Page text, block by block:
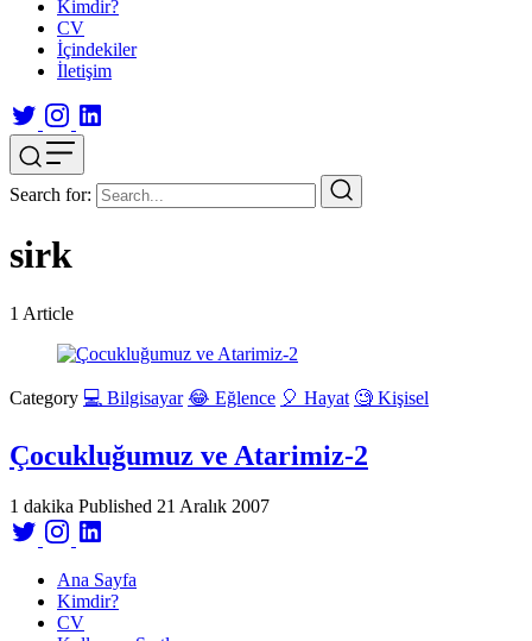
Kimdir?
CV
İçindekiler
İletişim
Search for:
sirk
1 Article
Category 💻 Bilgisayar 😂 Eğlence 🎈 Hayat 🧐 Kişisel
Çocukluğumuz ve Atarimiz-2
1 dakika Published 21 Aralık 2007
Ana Sayfa
Kimdir?
CV